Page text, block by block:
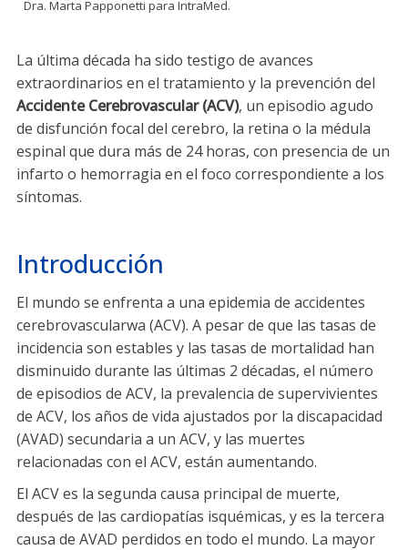
Dra. Marta Papponetti para IntraMed.
La última década ha sido testigo de avances
extraordinarios en el tratamiento y la prevención del
Accidente Cerebrovascular (ACV), un episodio agudo
de disfunción focal del cerebro, la retina o la médula
espinal que dura más de 24 horas, con presencia de un
infarto o hemorragia en el foco correspondiente a los
síntomas.
Introducción
El mundo se enfrenta a una epidemia de accidentes
cerebrovascularwa (ACV). A pesar de que las tasas de
incidencia son estables y las tasas de mortalidad han
disminuido durante las últimas 2 décadas, el número
de episodios de ACV, la prevalencia de supervivientes
de ACV, los años de vida ajustados por la discapacidad
(AVAD) secundaria a un ACV, y las muertes
relacionadas con el ACV, están aumentando.
El ACV es la segunda causa principal de muerte,
después de las cardiopatías isquémicas, y es la tercera
causa de AVAD perdidos en todo el mundo. La mayor